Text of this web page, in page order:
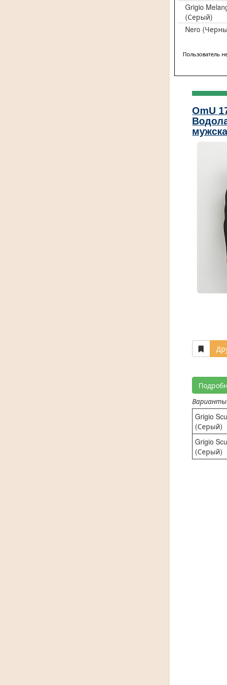
Grigio
(Серый)
Nero
Пользователь
OmU
Варианты
Grigio
(Серый)
Grigio
(Серый)